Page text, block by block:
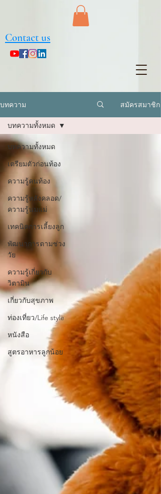
Contact us
บทความ สมัครสมาชิก
บทความทั้งหมด
เตรียมตัวก่อนท้อง
ความรู้คนท้อง
ความรู้หลังคลอด/
ความรู้นมแม่
เทคนิคการเลี้ยงลูก
พัฒนาการตามช่วง
วัย
ความรู้เกี่ยวกับ
วิตามิน
เกี่ยวกับสุขภาพ
ท่องเที่ยว/Life style
หนังสือ
สูตรอาหารลูกน้อย
บทความทั้งหมด